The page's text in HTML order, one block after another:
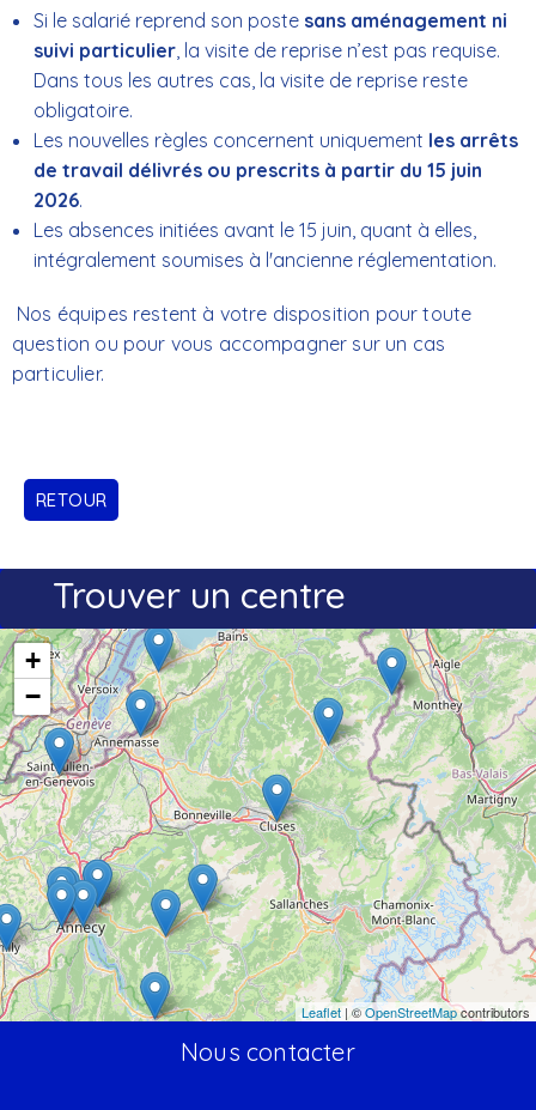
Si le salarié reprend son poste sans aménagement ni
suivi particulier, la visite de reprise n’est pas requise.
Dans tous les autres cas, la visite de reprise reste
obligatoire.
Les nouvelles règles concernent uniquement les arrêts
de travail délivrés ou prescrits à partir du 15 juin
2026.
Les absences initiées avant le 15 juin, quant à elles,
intégralement soumises à l'ancienne réglementation.
Nos équipes restent à votre disposition pour toute
question ou pour vous accompagner sur un cas
particulier.
RETOUR
Trouver un centre
+
−
Leaflet | ©OpenStreetMapcontributors
Nous contacter